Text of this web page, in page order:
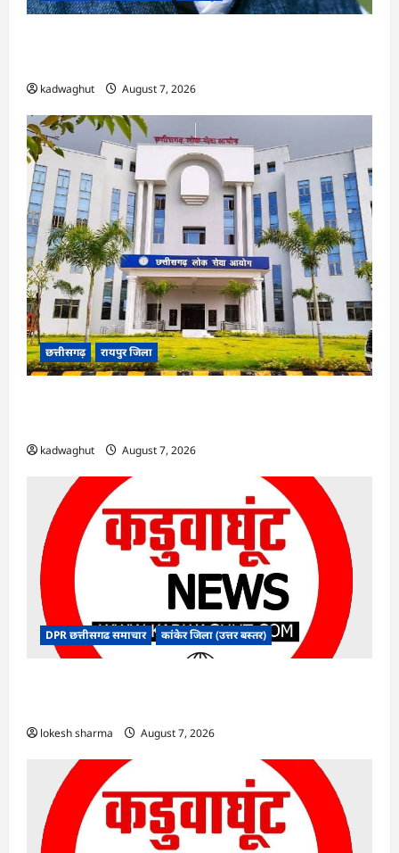
kadwaghut August 7, 2026
छत्तीसगढ़ रायपुर जिला
kadwaghut August 7, 2026
DPR छत्तीसगढ समाचार कांकेर जिला (उत्तर बस्तर)
lokesh sharma August 7, 2026